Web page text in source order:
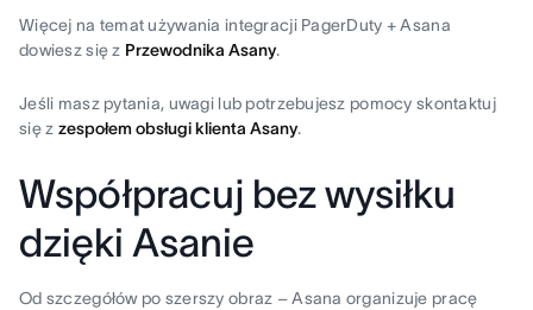
Więcej na temat używania integracji PagerDuty + Asana
dowiesz się z Przewodnika Asany.
Jeśli masz pytania, uwagi lub potrzebujesz pomocy skontaktuj
się z zespołem obsługi klienta Asany.
Współpracuj bez wysiłku
dzięki Asanie
Od szczegółów po szerszy obraz – Asana organizuje pracę